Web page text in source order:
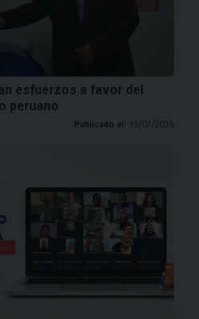
esfuerzos a favor del
peruano
Publicado el: 15/07/2026